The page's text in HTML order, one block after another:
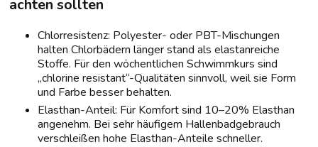
achten sollten
Chlorresistenz: Polyester- oder PBT-Mischungen
halten Chlorbädern länger stand als elastanreiche
Stoffe. Für den wöchentlichen Schwimmkurs sind
„chlorine resistant“-Qualitäten sinnvoll, weil sie Form
und Farbe besser behalten.
Elasthan-Anteil: Für Komfort sind 10–20% Elasthan
angenehm. Bei sehr häufigem Hallenbadgebrauch
verschleißen hohe Elasthan-Anteile schneller.